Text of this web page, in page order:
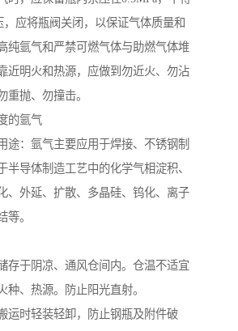
，应将瓶阀关闭，以保证气体质量和
纯氩气和严禁可燃气体与助燃气体堆
近明火和热源，应做到勿近火、勿沾
重抛、勿撞击。
的氩气
途：氩气主要应用于焊接、不锈钢制
半导体制造工艺中的化学气相淀积、
、外延、扩散、多晶硅、钨化、离子
等。
存于阴凉、通风仓间内。仓温不适宜
、热源。防止阳光直射。
运时轻装轻卸，防止钢瓶及附件破